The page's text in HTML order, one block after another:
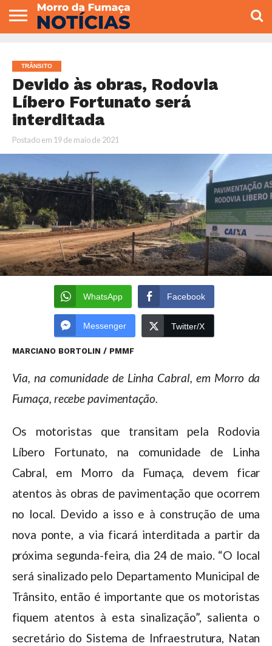
VEREADORES
TRÂNSITO
Devido às obras, Rodovia
Líbero Fortunato será
interditada
Postado em 19 de maio de 2021
WhatsApp Facebook
Messenger Twitter/X
MARCIANO BORTOLIN / PMMF
Via, na comunidade de Linha Cabral, em Morro da
Fumaça, recebe pavimentação.
Os motoristas que transitam pela Rodovia
Líbero Fortunato, na comunidade de Linha
Cabral, em Morro da Fumaça, devem ficar
atentos às obras de pavimentação que ocorrem
no local. Devido a isso e à construção de uma
nova ponte, a via ficará interditada a partir da
próxima segunda-feira, dia 24 de maio. “O local
será sinalizado pelo Departamento Municipal de
Trânsito, então é importante que os motoristas
fiquem atentos à esta sinalização”, salienta o
secretário do Sistema de Infraestrutura, Natan